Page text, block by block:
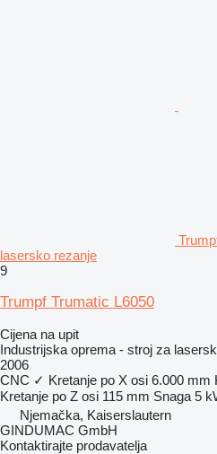
lasersko rezanje
9
Trumpf Trumatic L6050
Cijena na upit
Industrijska oprema - stroj za
2006
CNC ✓ Kretanje po X osi 6.000 mm
Kretanje po Z osi 115 mm Snaga 5
Njemačka, Kaiserslautern
GINDUMAC GmbH
Kontaktirajte prodavatelja